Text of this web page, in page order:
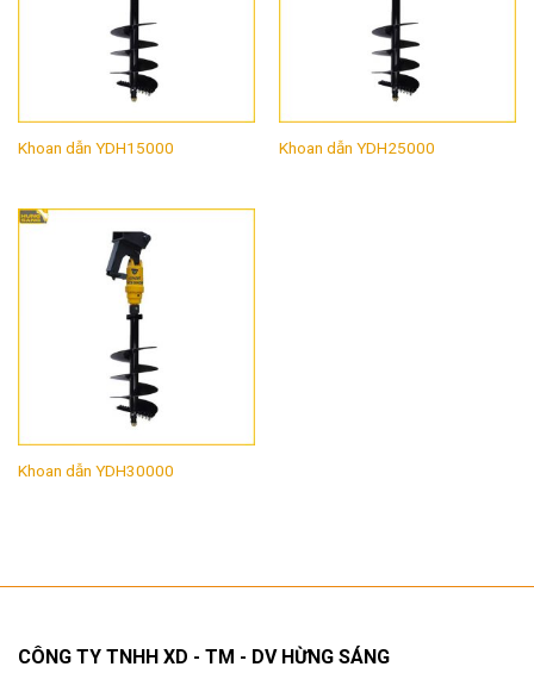
Khoan dẫn YDH15000 Khoan dẫn YDH25000
Khoan dẫn YDH30000
CÔNG TY TNHH XD - TM - DV HỪNG SÁNG